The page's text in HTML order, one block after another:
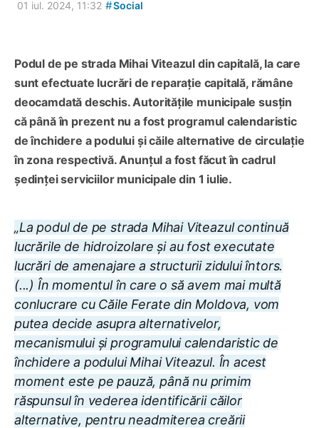
01 iul. 2024, 11:32 #Social
Podul de pe strada Mihai Viteazul din capitală, la care
sunt efectuate lucrări de reparație capitală, rămâne
deocamdată deschis. Autoritățile municipale susțin
că până în prezent nu a fost programul calendaristic
de închidere a podului și căile alternative de circulație
în zona respectivă. Anunțul a fost făcut în cadrul
ședinței serviciilor municipale din 1 iulie.
„La podul de pe strada Mihai Viteazul continuă
lucrările de hidroizolare și au fost executate
lucrări de amenajare a structurii zidului întors.
(...) În momentul în care o să avem mai multă
conlucrare cu Căile Ferate din Moldova, vom
putea decide asupra alternativelor,
mecanismului și programului calendaristic de
închidere a podului Mihai Viteazul. În acest
moment este pe pauză, până nu primim
răspunsul în vederea identificării căilor
alternative, pentru neadmiterea creării